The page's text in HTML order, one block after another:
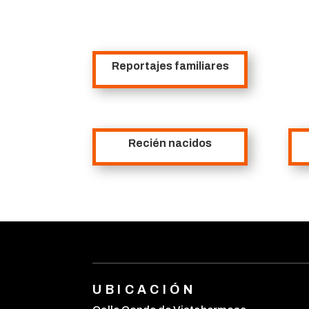
Reportajes familiares
Recién nacidos
UBICACIÓN